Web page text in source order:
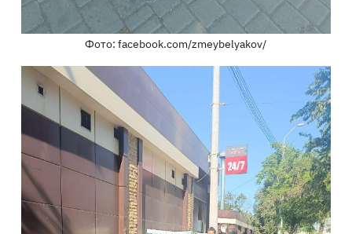
Фото: facebook.com/zmeybelyakov/